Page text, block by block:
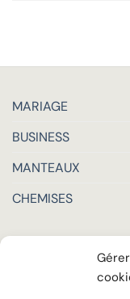
MARIAGE
BUSINESS
MANTEAUX
CHEMISES